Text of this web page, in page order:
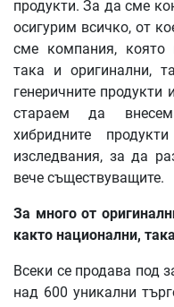
продукти. За да сме
осигурим всичко, от
сме компания, която
така и оригинални,
генеричните продукти
стараем да
хибридните
изследвания, за да
вече съществуващите.
За много от
както национални,
Всеки се продава под
над 600 уникални